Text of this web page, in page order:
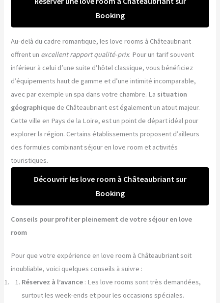
Booking
Au-delà du cadre romantique, les love rooms à Châteaubriant
offrent un excellent rapport qualité-prix. Pour un tarif souvent
inférieur à celui d’une suite d’hôtel classique, vous bénéficiez
d’équipements haut de gamme et d’une intimité incomparable,
avec par exemple un spa dans votre chambre. La situation
géographique de Châteaubriant est également un atout majeur.
Cette ville en Pays de la Loire, est un point de départ idéal pour
explorer la région. Certains établissements proposent d’ailleurs
des formules combinant séjour en love room et activités
touristiques.
Découvrir les love room à Châteaubriant sur
Booking
Conseils pour profiter pleinement de votre séjour en love
room
Pour que votre expérience en love room à Châteaubriant soit
inoubliable, voici quelques conseils à suivre :
Réservez à l’avance : Les love rooms sont très demandées,
surtout les week-ends et pour les occasions spéciales.